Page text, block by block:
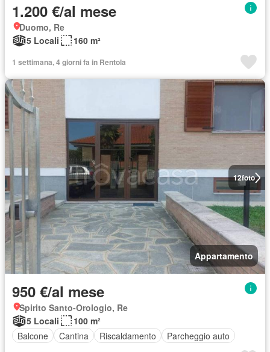
1.200 €/al mese
Duomo, Re
5 Locali
160 m²
1 settimana, 4 giorni fa in Rentola
12foto
Appartamento
950 €/al mese
Spirito Santo-Orologio, Re
5 Locali
100 m²
Balcone
Cantina Riscaldamento Parcheggio auto